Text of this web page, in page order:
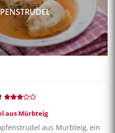
aus Mürbteig
aus Mürbteig, ein